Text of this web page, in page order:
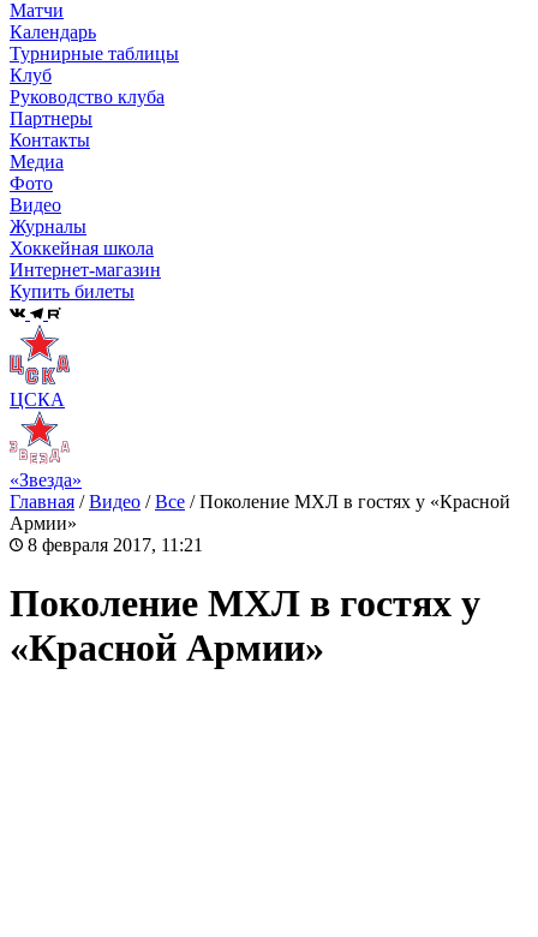
Матчи
Календарь
Турнирные таблицы
Клуб
Руководство клуба
Партнеры
Контакты
Медиа
Фото
Видео
Журналы
Хоккейная школа
Интернет-магазин
Купить билеты
ЦСКА
«Звезда»
Главная /Видео /Все /Поколение МХЛ в гостях у «Красной
Армии»
8 февраля 2017, 11:21
Поколение МХЛ в гостях у
«Красной Армии»